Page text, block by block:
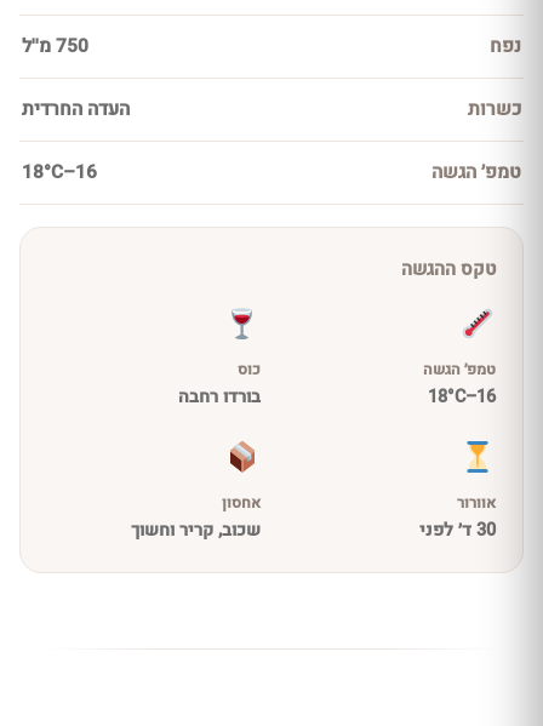
נפח 750 מ''ל
כשרות העדה החרדית
טמפ׳ הגשה 16–18°C
טקס ההגשה
טמפ׳ הגשה
16–18°C
כוס
בורדו רחבה
אוורור
30 ד׳ לפני
אחסון
שכוב, קריר וחשוך